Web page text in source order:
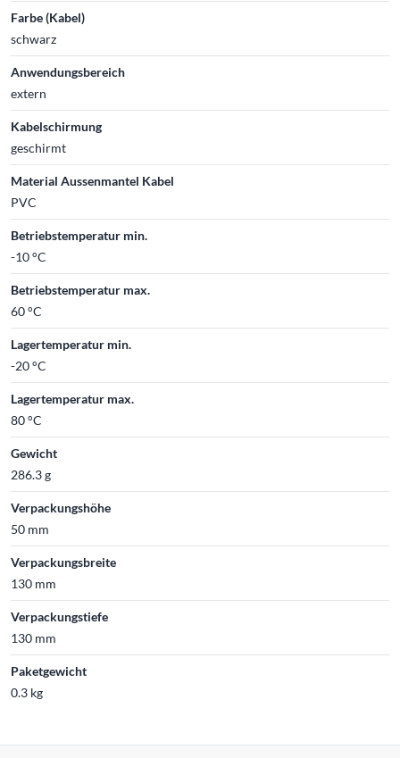
Farbe (Kabel)
schwarz
Anwendungsbereich
extern
Kabelschirmung
geschirmt
Material Aussenmantel Kabel
PVC
Betriebstemperatur min.
-10 °C
Betriebstemperatur max.
60 °C
Lagertemperatur min.
-20 °C
Lagertemperatur max.
80 °C
Gewicht
286.3 g
Verpackungshöhe
50 mm
Verpackungsbreite
130 mm
Verpackungstiefe
130 mm
Paketgewicht
0.3 kg